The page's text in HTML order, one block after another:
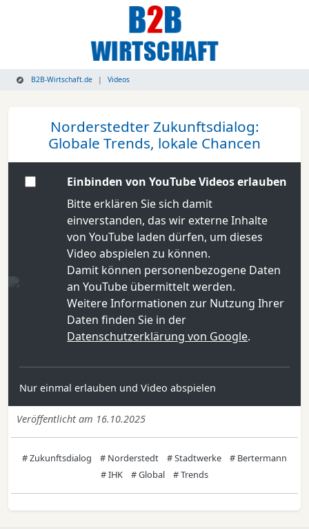
B2B-Wirtschaft.de Videos
Norderstedter Zukunftsdialog:
Globale Trends, lokale Chancen
Einbinden von YouTube Videos erlauben
Bitte erklären Sie sich damit
einverstanden, das wir externe Inhalte
von YouTube laden dürfen, um dieses
Video abspielen zu können.
Damit können personenbezogene Daten
an YouTube übermittelt werden.
Weitere Informationen zur Nutzung Ihrer
Daten finden Sie in der
Datenschutzerklärung von Google.
Nur einmal erlauben und Video abspielen
Veröffentlicht am 16.10.2025
# Zukunftsdialog # Norderstedt # Stadtwerke
# Bertermann
# IHK
# Global # Trends